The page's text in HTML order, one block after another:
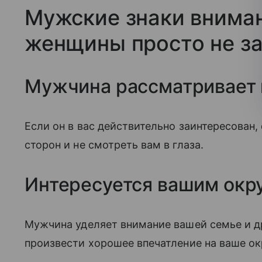
Мужские знаки
женщины просто не
Мужчина рассматривает
Если он в вас действительно
сторон и не смотреть вам в глаза.
Интересуется вашим
Мужчина уделяет внимание вашей семье и
произвести хорошее впечатление на ваше